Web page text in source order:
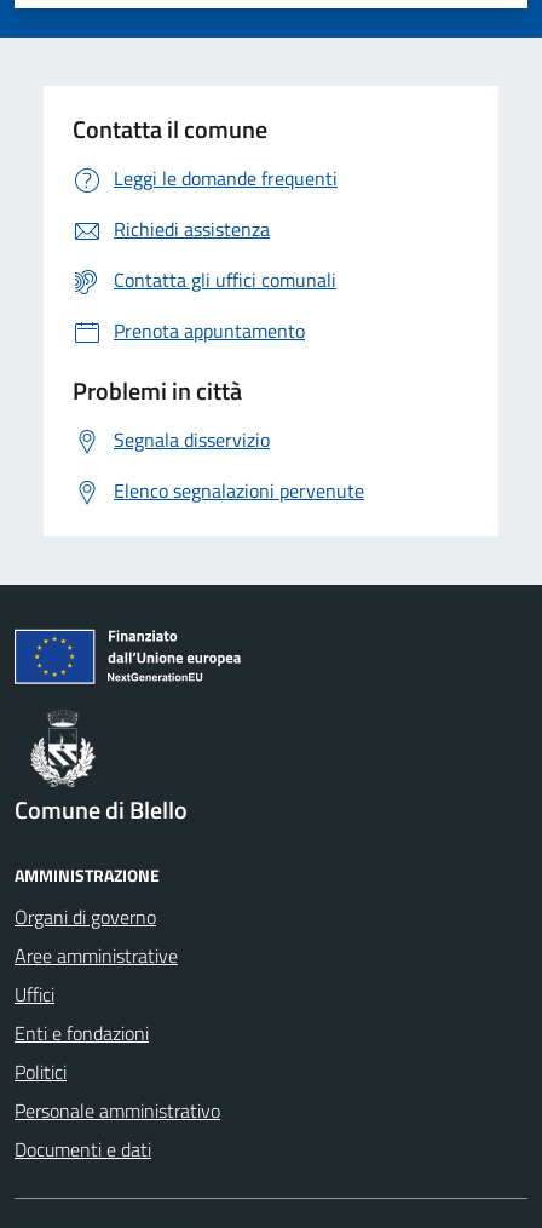
Contatta il comune
Leggi le domande frequenti
Richiedi assistenza
Contatta gli uffici comunali
Prenota appuntamento
Problemi in città
Segnala disservizio
Elenco segnalazioni pervenute
Comune di Blello
AMMINISTRAZIONE
Organi di governo
Aree amministrative
Uffici
Enti e fondazioni
Politici
Personale amministrativo
Documenti e dati